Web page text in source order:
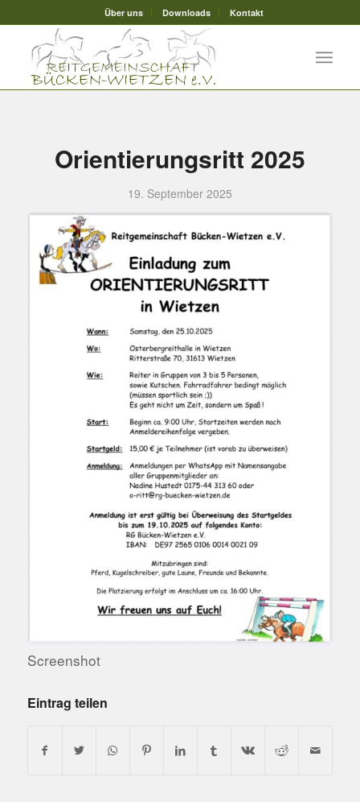
Über uns Downloads Kontakt
Orientierungsritt 2025
19. September 2025
Screenshot
Eintrag teilen